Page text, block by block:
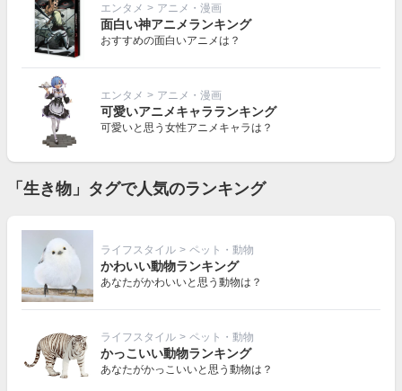
エンタメ > アニメ・漫画
面白い神アニメランキング
おすすめの面白いアニメは？
エンタメ > アニメ・漫画
可愛いアニメキャラランキング
可愛いと思う女性アニメキャラは？
「生き物」タグで人気のランキング
ライフスタイル > ペット・動物
かわいい動物ランキング
あなたがかわいいと思う動物は？
ライフスタイル > ペット・動物
かっこいい動物ランキング
あなたがかっこいいと思う動物は？